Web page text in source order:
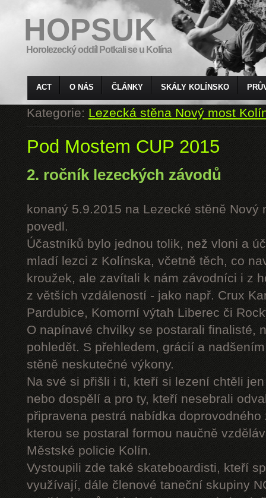
HOPSUK
Horolezecký oddíl Potkali se u Kolína
ACT O NÁS ČLÁNKY SKÁLY KOLÍNSKO
Kategorie:Lezecká stěna Nový most
Pod Mostem CUP 2015
2. ročník lezeckých závodů
konaný 5.9.2015 na Lezecké stěně Nový
povedl.
Účastníků bylo jednou tolik, než vloni a
mladí lezci z Kolínska, včetně těch, co
kroužek, ale zavítali k nám závodníci i z
z větších vzdáleností - jako např. Crux
Pardubice, Komorní výtah Liberec či
O napínavé chvilky se postarali finalisté,
pohledět. S přehledem, grácií a
stěně neskutečné výkony.
Na své si přišli i ti, kteří si lezení chtěli
nebo dospělí a pro ty, kteří nesebrali
připravena pestrá nabídka
kterou se postaral formou naučně
Městské policie Kolín.
Vystoupili zde také skateboardisti, kteří
využívají, dále členové taneční skupiny